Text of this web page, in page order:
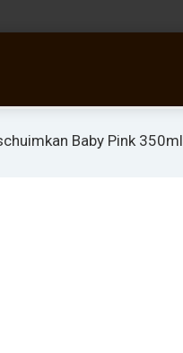
Baby Pink 350ml